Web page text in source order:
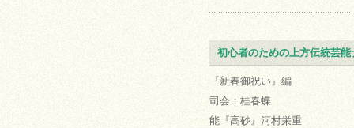
初心者のための上方伝統芸能
『新春御祝い』編
司会：桂春蝶
能『高砂』河村栄重